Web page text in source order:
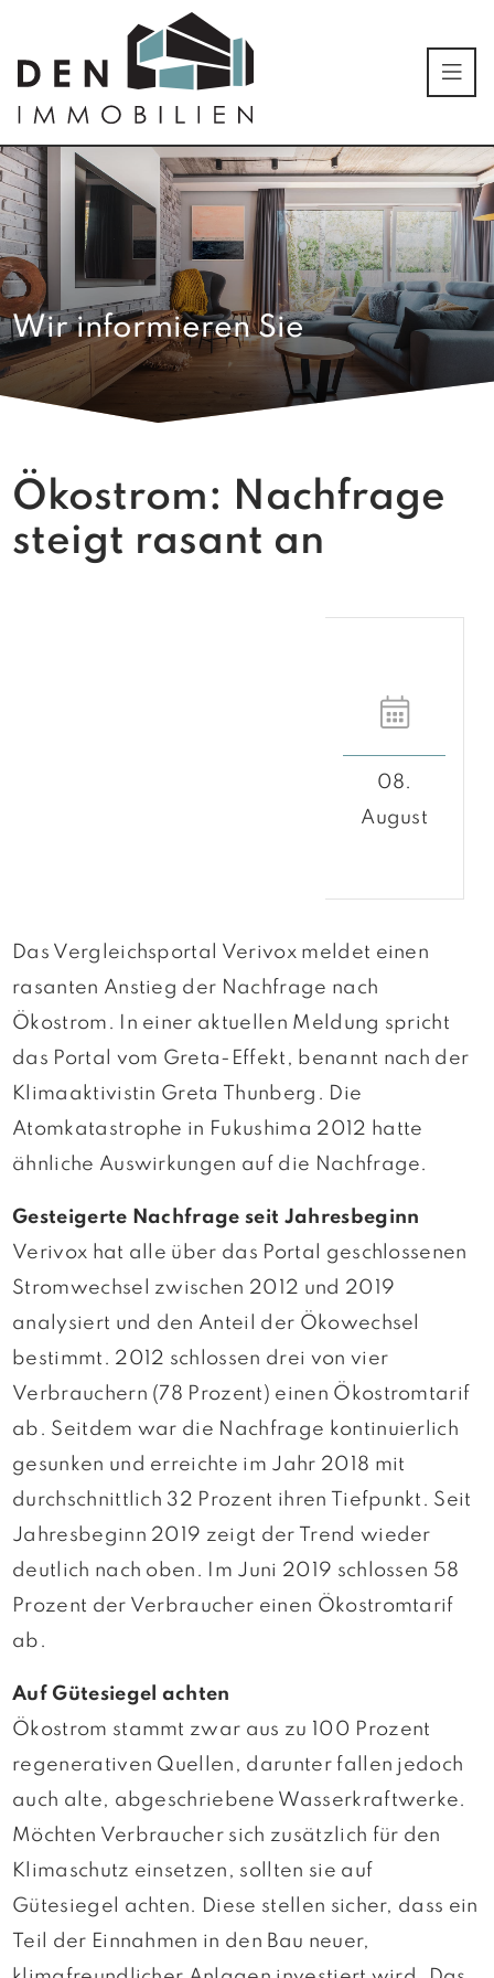
Wir informieren Sie
Ökostrom: Nachfrage
steigt rasant an
08.
August
Das Vergleichsportal Verivox meldet einen
rasanten Anstieg der Nachfrage nach
Ökostrom. In einer aktuellen Meldung spricht
das Portal vom Greta-Effekt, benannt nach der
Klimaaktivistin Greta Thunberg. Die
Atomkatastrophe in Fukushima 2012 hatte
ähnliche Auswirkungen auf die Nachfrage.
Gesteigerte Nachfrage seit Jahresbeginn
Verivox hat alle über das Portal geschlossenen
Stromwechsel zwischen 2012 und 2019
analysiert und den Anteil der Ökowechsel
bestimmt. 2012 schlossen drei von vier
Verbrauchern (78 Prozent) einen Ökostromtarif
ab. Seitdem war die Nachfrage kontinuierlich
gesunken und erreichte im Jahr 2018 mit
durchschnittlich 32 Prozent ihren Tiefpunkt. Seit
Jahresbeginn 2019 zeigt der Trend wieder
deutlich nach oben. Im Juni 2019 schlossen 58
Prozent der Verbraucher einen Ökostromtarif
ab.
Auf Gütesiegel achten
Ökostrom stammt zwar aus zu 100 Prozent
regenerativen Quellen, darunter fallen jedoch
auch alte, abgeschriebene Wasserkraftwerke.
Möchten Verbraucher sich zusätzlich für den
Klimaschutz einsetzen, sollten sie auf
Gütesiegel achten. Diese stellen sicher, dass ein
Teil der Einnahmen in den Bau neuer,